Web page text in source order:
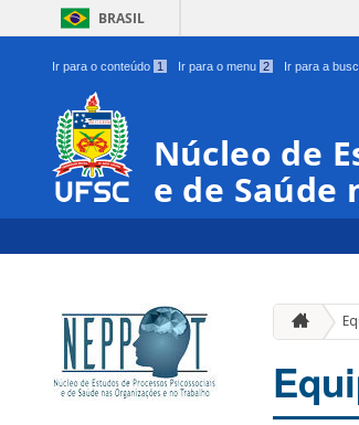
BRASIL
Ir para o conteúdo 1 Ir para o menu 2 Ir para a
Núcleo de
e de Saúde